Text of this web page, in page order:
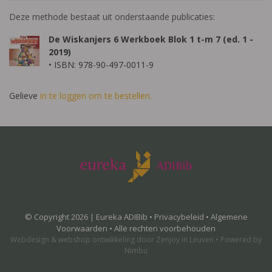
Deze methode bestaat uit onderstaande publicaties:
De Wiskanjers 6 Werkboek Blok 1 t-m 7 (ed. 1 -
2019)
• ISBN: 978-90-497-0011-9
Gelieve in te loggen om te bestellen.
© Copyright 2026 | Eureka ADIBib • Privacybeleid • Algemene
Voorwaarden • Alle rechten voorbehouden
Webdesign & webshop ontwikkeling door Zenjoy in Leuven • Powered by
Nimbu